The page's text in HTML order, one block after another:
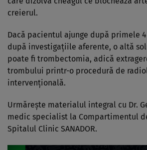
creierul.
Dacă pacientul ajunge după primele
după investigațiile aferente, o altă
poate fi trombectomia, adică
trombului printr-o procedură de
intervențională.
Urmărește materialul integral cu Dr.
medic specialist la Compartimentul
Spitalul Clinic SANADOR.